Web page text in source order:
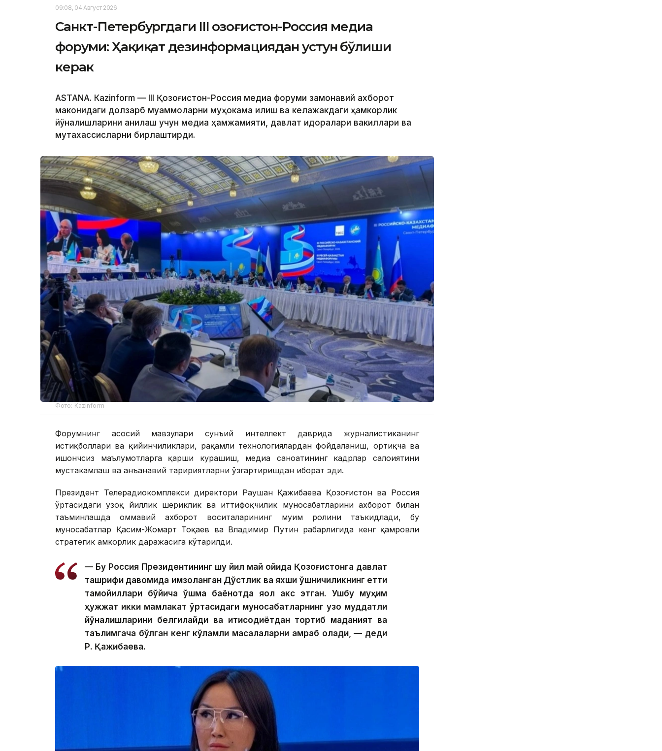
09:08, 04 Август 2026
Санкт-Петербургдаги III Қозоғистон-Россия медиа
форуми: Ҳақиқат дезинформациядан устун бўлиши
керак
ASTANА. Кazinform — III Қозоғистон-Россия медиа форуми замонавий ахборот
маконидаги долзарб муаммоларни муҳокама қилиш ва келажакдаги ҳамкорлик
йўналишларини аниқлаш учун медиа ҳамжамияти, давлат идоралари вакиллари ва
мутахассисларни бирлаштирди.
Фото: Kazinform
Форумнинг асосий мавзулари сунъий интеллект даврида журналистиканинг
истиқболлари ва қийинчиликлари, рақамли технологиялардан фойдаланиш, ортиқча ва
ишончсиз маълумотларга қарши курашиш, медиа саноатининг кадрлар салоҳиятини
мустаҳкамлаш ва анъанавий таҳририятларни ўзгартиришдан иборат эди.
Президент Телерадиокомплекси директори Раушан Қажибаева Қозоғистон ва Россия
ўртасидаги узоқ йиллик шериклик ва иттифоқчилик муносабатларини ахборот билан
таъминлашда оммавий ахборот воситаларининг муҳим ролини таъкидлади, бу
муносабатлар Қасим-Жомарт Тоқаев ва Владимир Путин раҳбарлигида кенг қамровли
стратегик ҳамкорлик даражасига кўтарилди.
— Бу Россия Президентининг шу йил май ойида Қозоғистонга давлат
ташрифи давомида имзоланган Дўстлик ва яхши қўшничиликнинг етти
тамойиллари бўйича қўшма баёнотда яққол акс этган. Ушбу муҳим
ҳужжат икки мамлакат ўртасидаги муносабатларнинг узоқ муддатли
йўналишларини белгилайди ва иқтисодиётдан тортиб маданият ва
таълимгача бўлган кенг кўламли масалаларни қамраб олади, — деди
Р. Қажибаева.